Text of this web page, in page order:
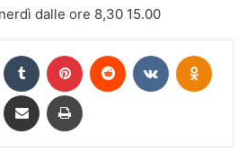
dalle ore 8,30 15.00
LinkedIn Tumblr Pinterest Reddit VKontakte
WhatsAppCondividi via mail Stampa